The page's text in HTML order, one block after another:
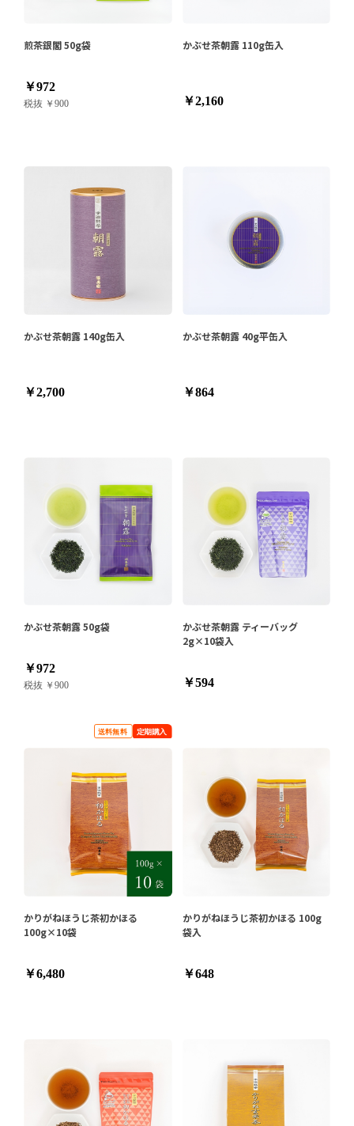
煎茶銀閣 50g袋
￥972
税抜 ￥900
かぶせ茶朝露 110g缶入
￥2,160
かぶせ茶朝露 140g缶入
￥2,700
かぶせ茶朝露 40g平缶入
￥864
かぶせ茶朝露 50g袋
￥972
税抜 ￥900
かぶせ茶朝露 ティーバッグ
2g×10袋入
￥594
かりがねほうじ茶初かほる
100g×10袋
￥6,480
かりがねほうじ茶初かほる 100g
袋入
￥648